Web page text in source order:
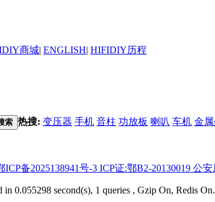
商城| ENGLISH| HIFIDIY历程
索 热搜: 变压器 手机 音柱 功放板 喇叭 车机 金
ICP备2025138941号-3 ICP证:鄂B2-20130019 公
in 0.055298 second(s), 1 queries , Gzip On, Redis On.